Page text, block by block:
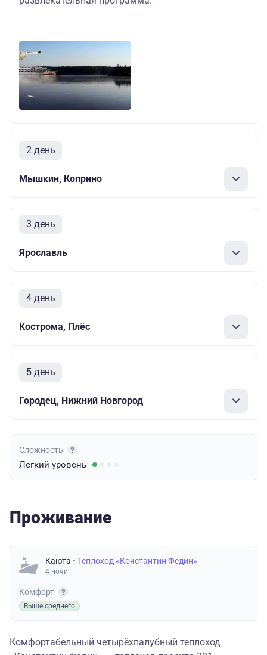
2 день
Мышкин, Коприно
3 день
Ярославль
4 день
Кострома, Плёс
5 день
Городец, Нижний Новгород
Сложность
Легкий уровень
Проживание
Каюта • Теплоход «Константин Федин»
4 ночи
Комфорт
Выше среднего
Комфортабельный четырёхпалубный теплоход